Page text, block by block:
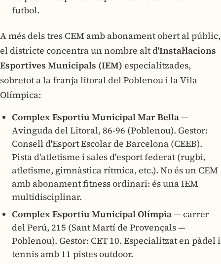
futbol.
A més dels tres CEM amb abonament obert al públic,
el districte concentra un nombre alt d'Instal·lacions
Esportives Municipals (IEM) especialitzades,
sobretot a la franja litoral del Poblenou i la Vila
Olímpica:
Complex Esportiu Municipal Mar Bella—
Avinguda del Litoral, 86-96 (Poblenou). Gestor:
Consell d'Esport Escolar de Barcelona (CEEB).
Pista d'atletisme i sales d'esport federat (rugbi,
atletisme, gimnàstica rítmica, etc.). No és un CEM
amb abonament fitness ordinari: és una IEM
multidisciplinar.
Complex Esportiu Municipal Olímpia— carrer
del Perú, 215 (Sant Martí de Provençals —
Poblenou). Gestor: CET 10. Especialitzat en pàdel i
tennis amb 11 pistes outdoor.